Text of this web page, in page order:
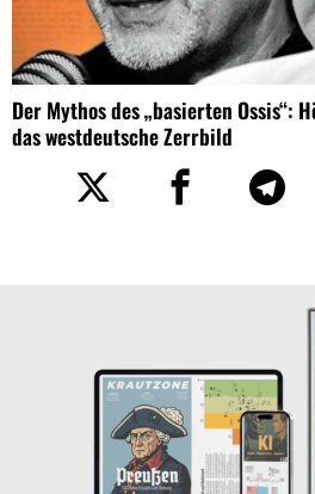
Der Mythos des „basierten Ossis“:
das westdeutsche Zerrbild